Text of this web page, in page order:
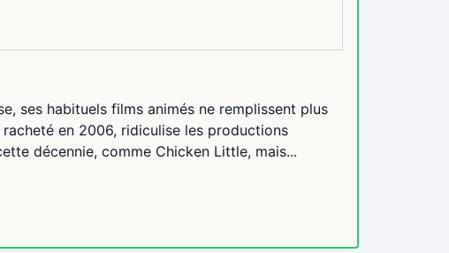
ses habituels films animés ne remplissent plus
racheté en 2006, ridiculise les productions
décennie, comme Chicken Little, mais...